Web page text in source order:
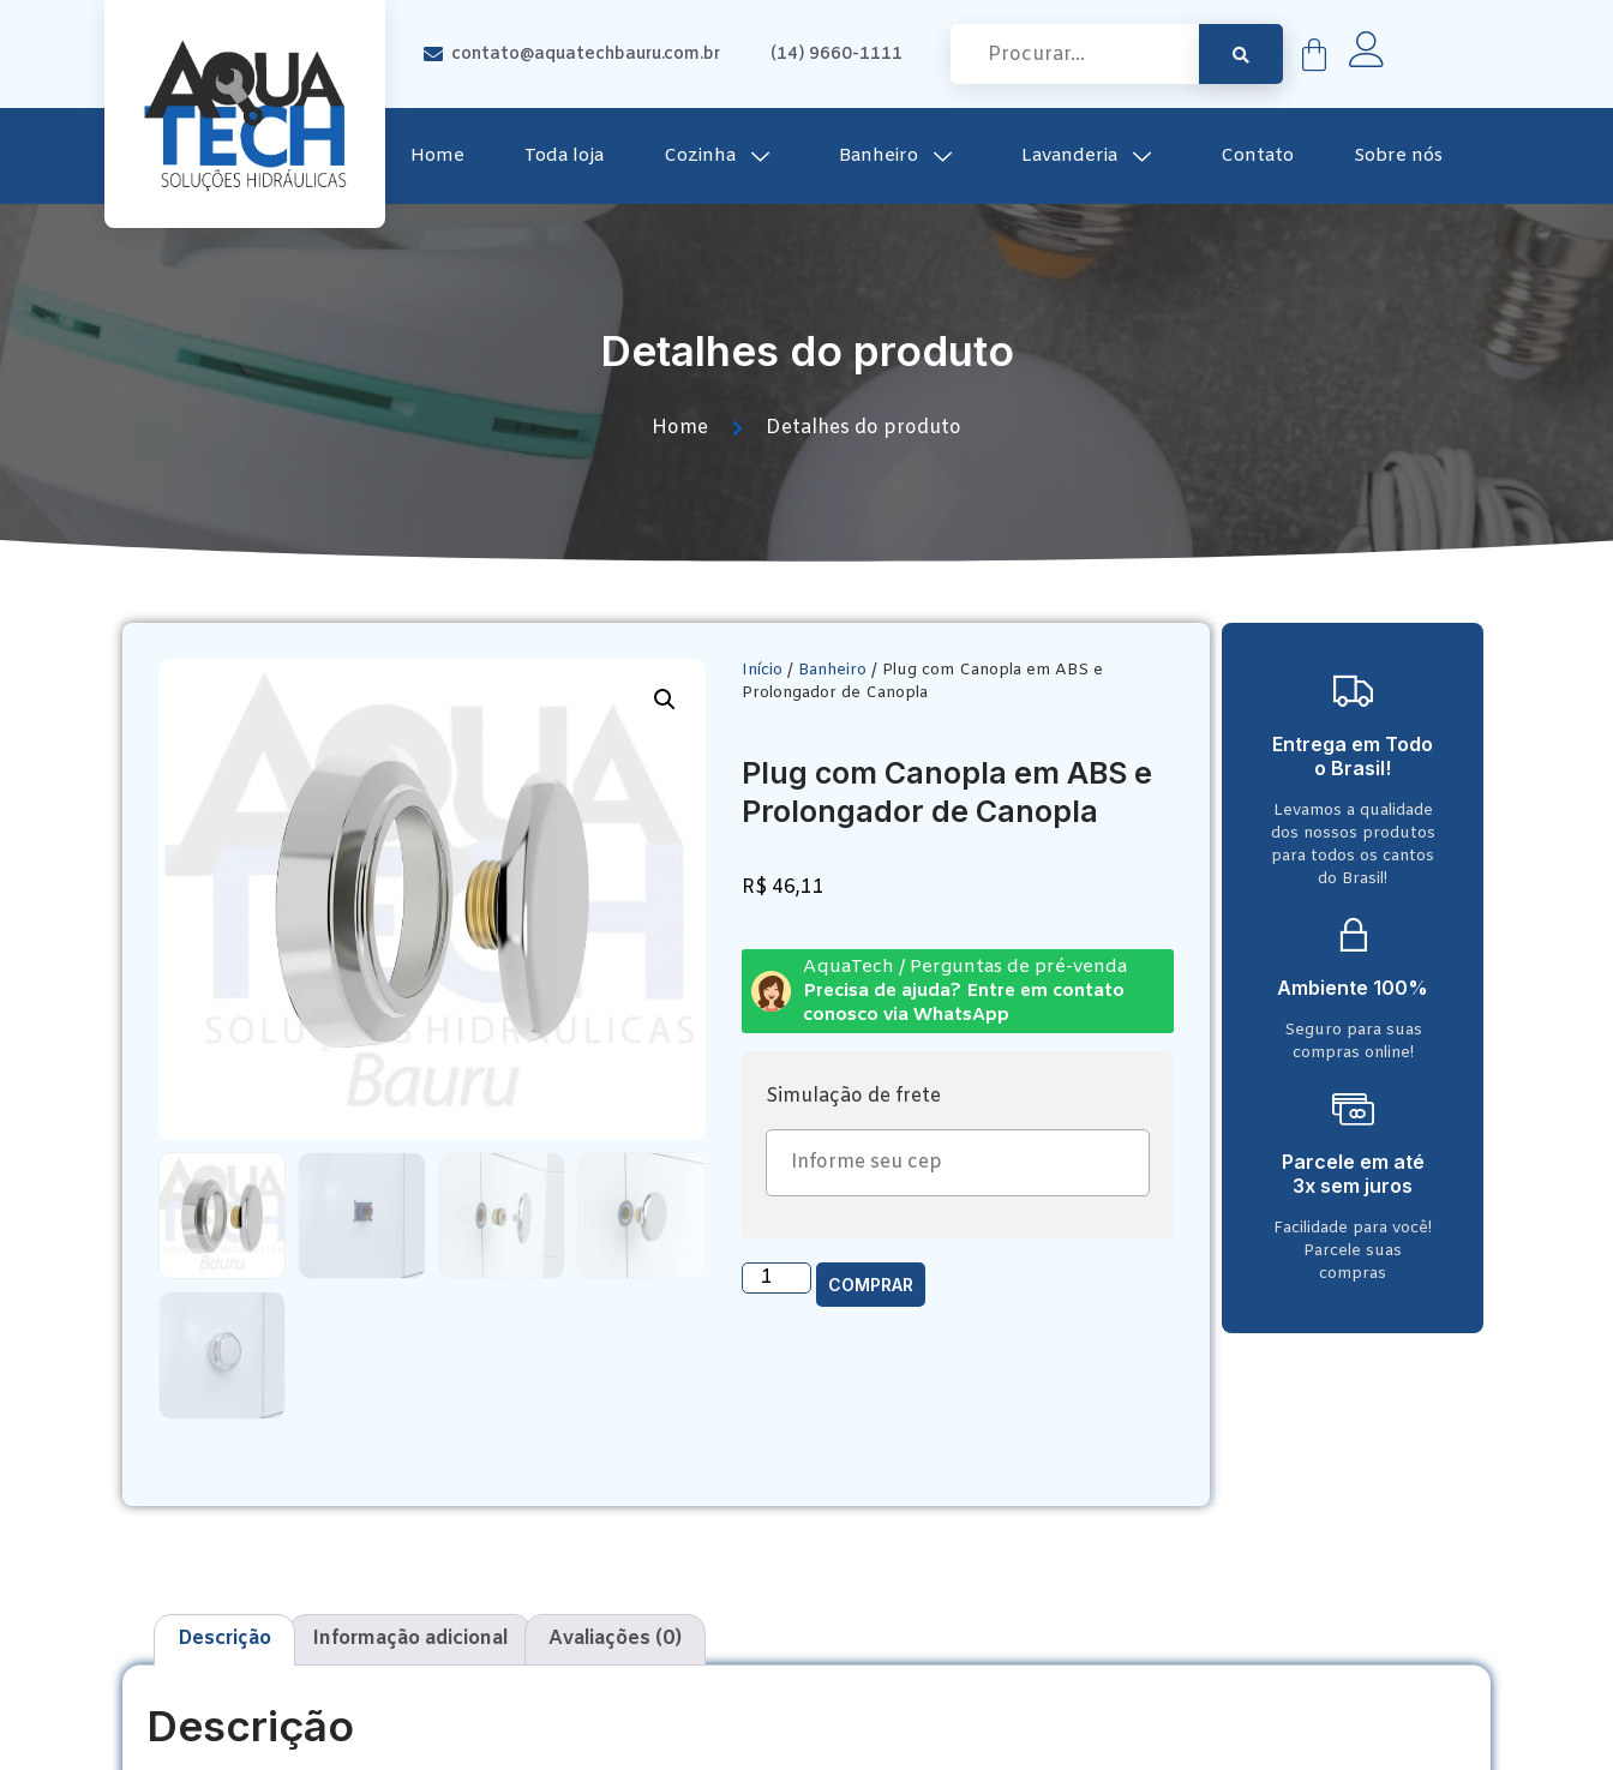
contato@aquatechbauru.com.br (14) 9660-1111
Home Toda loja Cozinha Banheiro Lavanderia Contato Sobre nós
Detalhes do produto
Home Detalhes do produto
Início / Banheiro / Plug com Canopla em ABS e
Prolongador de Canopla
Plug com Canopla em ABS e
Prolongador de Canopla
R$ 46,11
AquaTech / Perguntas de pré-venda
Precisa de ajuda? Entre em contato
conosco via WhatsApp
Simulação de frete
COMPRAR
Entrega em Todo
o Brasil!
Levamos a qualidade
dos nossos produtos
para todos os cantos
do Brasil!
Ambiente 100%
Seguro para suas
compras online!
Parcele em até
3x sem juros
Facilidade para você!
Parcele suas
compras
Descrição Informação adicional Avaliações (0)
Descrição